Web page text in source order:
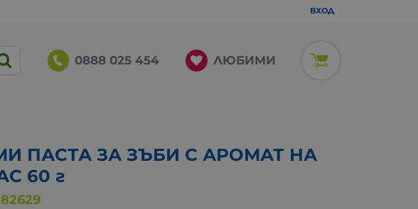
ВХОД
0888 025 454 ЛЮБИМИ
ПАСТА ЗА ЗЪБИ С АРОМАТ НА
60 г